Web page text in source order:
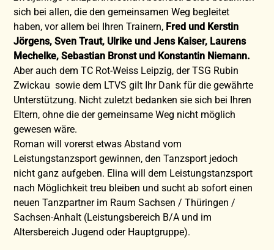
sich bei allen, die den gemeinsamen Weg begleitet
haben, vor allem bei Ihren Trainern, Fred und Kerstin
Jörgens, Sven Traut, Ulrike und Jens Kaiser, Laurens
Mechelke, Sebastian Bronst und Konstantin Niemann.
Aber auch dem TC Rot-Weiss Leipzig, der TSG Rubin
Zwickau sowie dem LTVS gilt Ihr Dank für die gewährte
Unterstützung. Nicht zuletzt bedanken sie sich bei Ihren
Eltern, ohne die der gemeinsame Weg nicht möglich
gewesen wäre.
Roman will vorerst etwas Abstand vom
Leistungstanzsport gewinnen, den Tanzsport jedoch
nicht ganz aufgeben. Elina will dem Leistungstanzsport
nach Möglichkeit treu bleiben und sucht ab sofort einen
neuen Tanzpartner im Raum Sachsen / Thüringen /
Sachsen-Anhalt (Leistungsbereich B/A und im
Altersbereich Jugend oder Hauptgruppe).